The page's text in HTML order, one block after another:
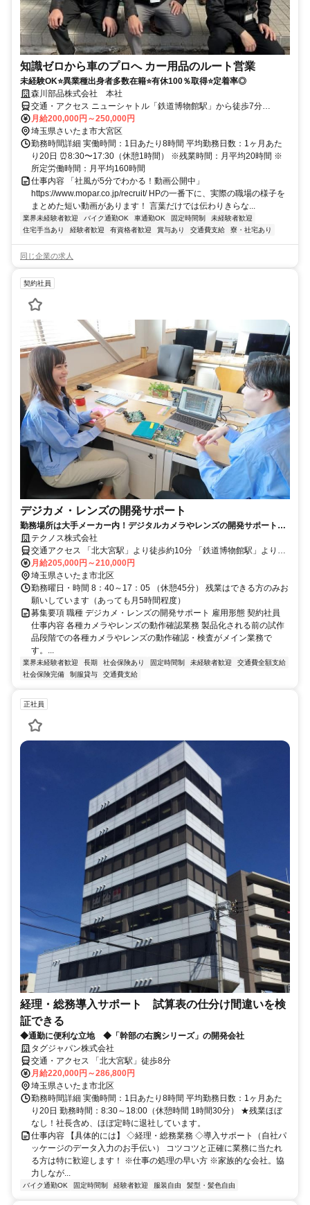
知識ゼロから車のプロへ カー用品のルート営業
未経験OK⭐異業種出身者多数在籍⭐有休100％取得⭐定着率◎
森川部品株式会社 本社
交通・アクセス ニューシャトル「鉄道博物館駅」から徒歩7分
※JR「大宮駅」からのアクセスも便利
月給200,000円～250,000円
埼玉県さいたま市大宮区
勤務時間詳細 実働時間：1日あたり8時間 平均勤務日数：1ヶ月あた
り20日 ⏰8:30〜17:30（休憩1時間） ※残業時間：月平均20時間 ※
所定労働時間：月平均160時間
仕事内容 「社風が5分でわかる！動画公開中」
https://www.mopar.co.jp/recruit/ HPの一番下に、実際の職場の様子を
まとめた短い動画があります！ 言葉だけでは伝わりきらな...
業界未経験者歓迎 バイク通勤OK 車通勤OK 固定時間制
未経験者歓迎
住宅手当あり
経験者歓迎 有資格者歓迎 賞与あり 交通費支給 寮・社宅あり
同じ企業の求人
契約社員
デジカメ・レンズの開発サポート
勤務場所は大手メーカー内！デジタルカメラやレンズの開発サポート★
未経験大歓迎！
テクノス株式会社
交通アクセス 「北大宮駅」より徒歩約10分 「鉄道博物館駅」より徒
歩約15分 「土呂駅」より徒歩約17分 ※自転車・バイク通勤可 駐車場
をかりれば車通勤も可能です（自転車バイクは駐輪場有）
月給205,000円～210,000円
埼玉県さいたま市北区
勤務曜日・時間 8：40～17：05 （休憩45分） 残業はできる方のみお
願いしています（あっても月5時間程度）
募集要項 職種 デジカメ・レンズの開発サポート 雇用形態 契約社員
仕事内容 各種カメラやレンズの動作確認業務 製品化される前の試作
品段階での各種カメラやレンズの動作確認・検査がメイン業務で
す。...
業界未経験者歓迎 長期 社会保険あり 固定時間制 未経験者歓迎
交通費全額支給
社会保険完備
制服貸与 交通費支給
正社員
経理・総務導入サポート 試算表の仕分け間違いを検
証できる
◆通勤に便利な立地 ◆「幹部の右腕シリーズ」の開発会社
タグジャパン株式会社
交通・アクセス 「北大宮駅」徒歩8分
月給220,000円～286,800円
埼玉県さいたま市北区
勤務時間詳細 実働時間：1日あたり8時間 平均勤務日数：1ヶ月あた
り20日 勤務時間：8:30～18:00（休憩時間 1時間30分） ★残業ほぼ
なし！社長含め、ほぼ定時に退社しています。
仕事内容 【具体的には】 ◇経理・総務業務 ◇導入サポート（自社パ
ッケージのデータ入力のお手伝い） コツコツと正確に業務に当たれ
る方は特に歓迎します！ ※仕事の処理の早い方 ※家族的な会社。協
力しなが...
バイク通勤OK 固定時間制 経験者歓迎 服装自由 髪型・髪色自由